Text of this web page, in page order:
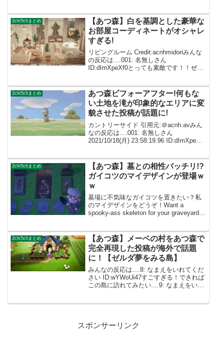
2ch/5chまとめ
【あつ森】白を基調とした豪華な
お部屋コーディネートがオシャレ
すぎる!
リビングルーム Credit:acnhmidoriみんな
の反応は....001: 名無しさん
ID:dImXpeXf0とっても素敵です！！ぜひ
ます‼...
2ch/5chまとめ
あつ森ビフォーアフター!何もな
い土地を滝が印象的なエリアに変
貌させた投稿が話題に!
カントリーサイド 引用元:＠acnh.avみん
なの反応は....001: 名無しさん
2021/10/18(月) 23:58:19.96 ID:dImXpeXf0
2ch/5chまとめ
【あつ森】墓との相性バッチリ!?
ガイコツのマイデザインが登場ｗ
ｗ
墓場に不気味なガイコツを置きたい？私
のマイデザインをどうぞ！Want a
spooky-ass skeleton for your graveyard?
2ch/5chまとめ
【あつ森】メーベの村をあつ森で
完全再現した投稿が海外で話題
に！【ゼルダ夢をみる島】
みんなの反応は....8: なまえをいれてくだ
さい ID:wYWoUi47すごすぎる！できれば
この島に訪れてみたい....9: なまえをいれ
スポンサーリンク